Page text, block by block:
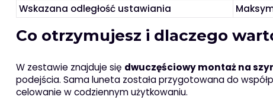
Wskazana odległość ustawiania
Co otrzymujesz i dlaczego
W zestawie znajduje się dwuczęściowy montaż na
podejścia. Sama luneta została przygotowana do
celowanie w codziennym użytkowaniu.